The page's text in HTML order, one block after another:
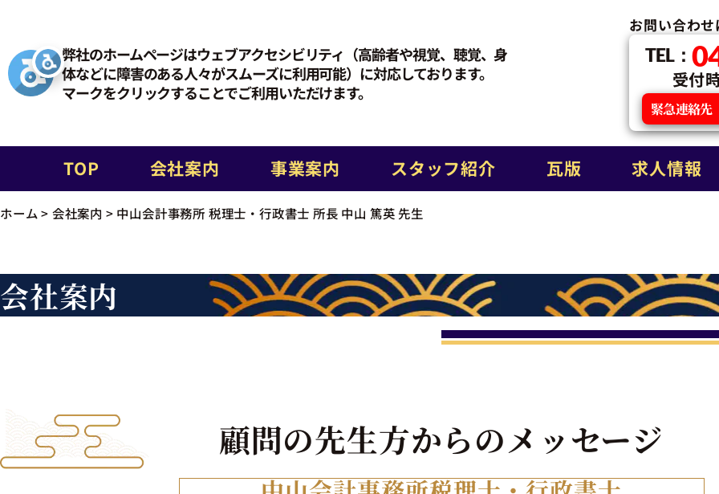
弊社のホームページはウェブアクセシビリティ（高齢者や視覚、聴覚、身
体などに障害のある人々がスムーズに利用可能）に対応しております。
マークをクリックすることでご利用いただけます。
お問い合わ
TEL：
受付
緊急連絡先
TOP 会社案内 事業案内 スタッフ紹介 瓦版 求人情報
ホーム > 会社案内 > 中山会計事務所 税理士・行政書士 所長 中山 篤英 先生
会社案内
顧問の先生方からのメッセージ